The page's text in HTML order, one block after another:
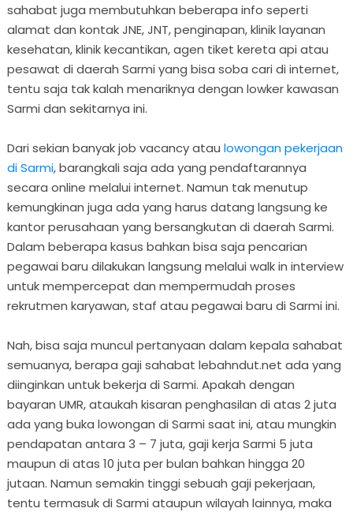
sahabat juga membutuhkan beberapa info seperti
alamat dan kontak JNE, JNT, penginapan, klinik layanan
kesehatan, klinik kecantikan, agen tiket kereta api atau
pesawat di daerah Sarmi yang bisa soba cari di internet,
tentu saja tak kalah menariknya dengan lowker kawasan
Sarmi dan sekitarnya ini.
Dari sekian banyak job vacancy atau lowongan pekerjaan
di Sarmi, barangkali saja ada yang pendaftarannya
secara online melalui internet. Namun tak menutup
kemungkinan juga ada yang harus datang langsung ke
kantor perusahaan yang bersangkutan di daerah Sarmi.
Dalam beberapa kasus bahkan bisa saja pencarian
pegawai baru dilakukan langsung melalui walk in interview
untuk mempercepat dan mempermudah proses
rekrutmen karyawan, staf atau pegawai baru di Sarmi ini.
Nah, bisa saja muncul pertanyaan dalam kepala sahabat
semuanya, berapa gaji sahabat lebahndut.net ada yang
diinginkan untuk bekerja di Sarmi. Apakah dengan
bayaran UMR, ataukah kisaran penghasilan di atas 2 juta
ada yang buka lowongan di Sarmi saat ini, atau mungkin
pendapatan antara 3 – 7 juta, gaji kerja Sarmi 5 juta
maupun di atas 10 juta per bulan bahkan hingga 20
jutaan. Namun semakin tinggi sebuah gaji pekerjaan,
tentu termasuk di Sarmi ataupun wilayah lainnya, maka